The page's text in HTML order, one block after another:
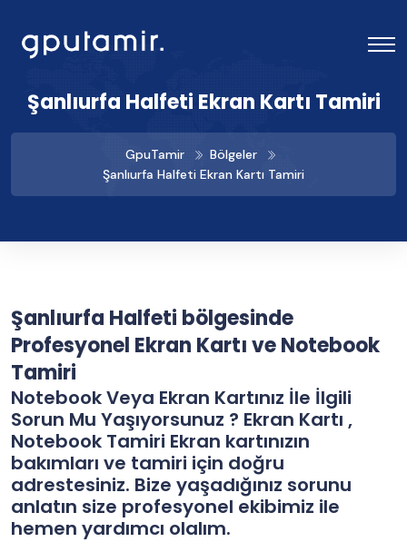
Şanlıurfa Halfeti Ekran Kartı Tamiri
GpuTamir
Bölgeler
Şanlıurfa Halfeti Ekran Kartı Tamiri
Şanlıurfa Halfeti bölgesinde
Profesyonel Ekran Kartı ve Notebook
Tamiri
Notebook Veya Ekran Kartınız İle İlgili
Sorun Mu Yaşıyorsunuz ? Ekran Kartı ,
Notebook Tamiri Ekran kartınızın
bakımları ve tamiri için doğru
adrestesiniz. Bize yaşadığınız sorunu
anlatın size profesyonel ekibimiz ile
hemen yardımcı olalım.